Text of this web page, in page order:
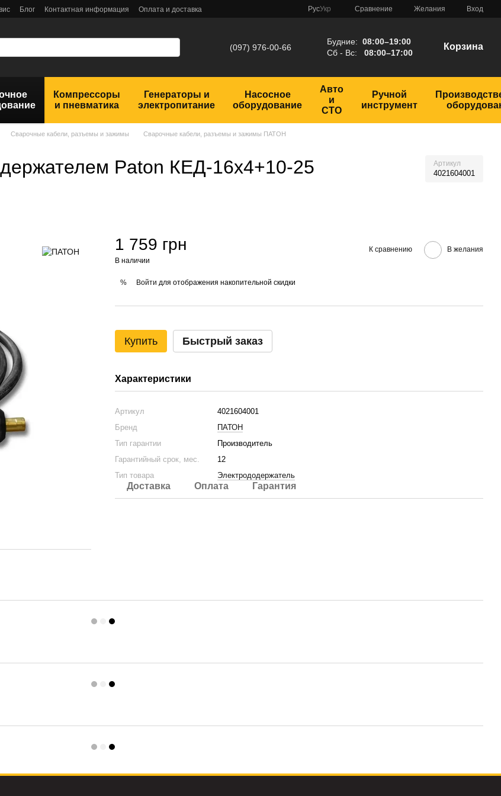
Блог Контактная информация
Оплата и доставка
РусУкр Сравнение Желания Вход
(097) 976-00-66
Будние: 08:00–19:00
Сб - Вс: 08:00–17:00
Корзина
Компрессоры
и пневматика
Генераторы и
электропитание
Насосное
оборудование
Авто
и
СТО
Ручной
инструмент
Сварочные кабели, разъемы и зажимы
Сварочные кабели, разъемы и зажимы ПАТОН
Paton КЕД-16х4+10-25
Артикул
4021604001
1 759 грн
В наличии
К сравнению В желания
% Войти для отображения накопительной скидки
Купить Быстрый заказ
Характеристики
Артикул
4021604001
Бренд
ПАТОН
Тип гарантии
Производитель
Гарантийный срок, мес.
12
Тип товара
Электрододержатель
Доставка Оплата Гарантия